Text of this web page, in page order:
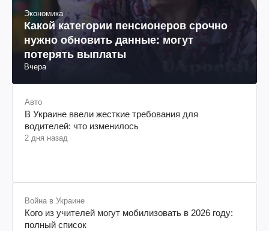
Экономика
Какой категории пенсионеров срочно
нужно обновить данные: могут
потерять выплаты
Вчера
Авто
В Украине ввели жесткие требования для
водителей: что изменилось
2 дня назад
Война в Украине
Кого из учителей могут мобилизовать в 2026 году:
полный список